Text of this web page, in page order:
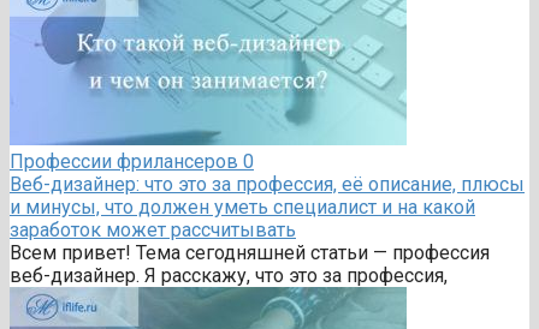
Профессии фрилансеров 0
Веб-дизайнер: что это за профессия, её описание, плюсы
и минусы, что должен уметь специалист и на какой
заработок может рассчитывать
Всем привет! Тема сегодняшней статьи — профессия
веб-дизайнер. Я расскажу, что это за профессия,